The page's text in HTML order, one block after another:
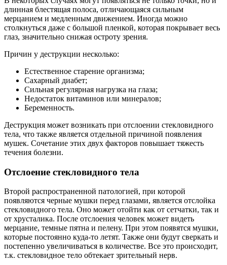
длинная блестящая полоса, отличающаяся сильным
мерцанием и медленным движением. Иногда можно
столкнуться даже с большой пленкой, которая покрывает весь
глаз, значительно снижая остроту зрения.
Причин у деструкции несколько:
Естественное старение организма;
Сахарный диабет;
Сильная регулярная нагрузка на глаза;
Недостаток витаминов или минералов;
Беременность.
Деструкция может возникать при отслоении стекловидного
тела, что также является отдельной причиной появления
мушек. Сочетание этих двух факторов повышает тяжесть
течения болезни.
Отслоение стекловидного тела
Второй распространенной патологией, при которой
появляются черные мушки перед глазами, является отслойка
стекловидного тела. Оно может отойти как от сетчатки, так и
от хрусталика. После отслоения человек может видеть
мерцание, темные пятна и пелену. При этом появятся мушки,
которые постоянно куда-то летят. Также они будут сверкать и
постепенно увеличиваться в количестве. Все это происходит,
т.к. стекловидное тело обтекает зрительный нерв.